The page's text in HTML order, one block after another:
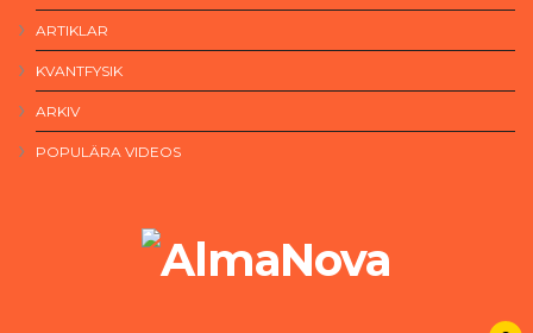
ARTIKLAR
KVANTFYSIK
ARKIV
POPULÄRA VIDEOS